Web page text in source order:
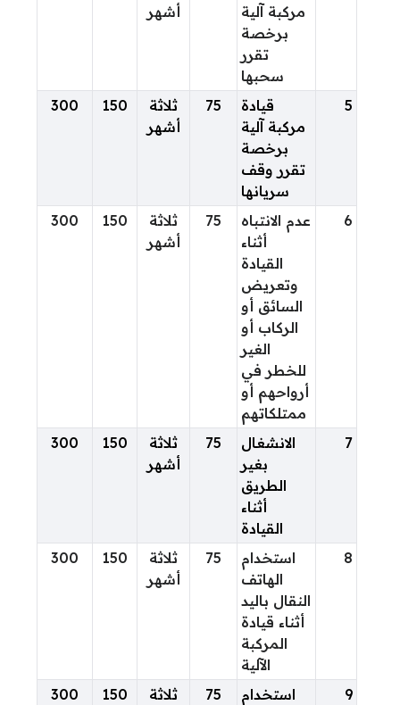
مركبة آلية
برخصة
تقرر
سحبها
أشهر
5
قيادة
مركبة آلية
برخصة
تقرر وقف
سريانها
75
ثلاثة
أشهر
150
300
6
عدم الانتباه
أثناء
القيادة
وتعريض
السائق أو
الركاب أو
الغير
للخطر في
أرواحهم أو
ممتلكاتهم
75
ثلاثة
أشهر
150
300
7
الانشغال
بغير
الطريق
أثناء
القيادة
75
ثلاثة
أشهر
150
300
8
استخدام
الهاتف
النقال باليد
أثناء قيادة
المركبة
الآلية
75
ثلاثة
أشهر
150
300
9
استخدام
75
ثلاثة
150
300